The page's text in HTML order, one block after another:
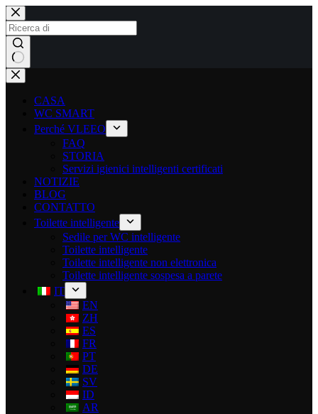
CASA
WC SMART
Perché VLEEO
FAQ
STORIA
Servizi igienici intelligenti certificati
NOTIZIE
BLOG
CONTATTO
Toilette intelligente
Sedile per WC intelligente
Toilette intelligente
Toilette intelligente non elettronica
Toilette intelligente sospesa a parete
IT
EN
ZH
ES
FR
PT
DE
SV
ID
AR